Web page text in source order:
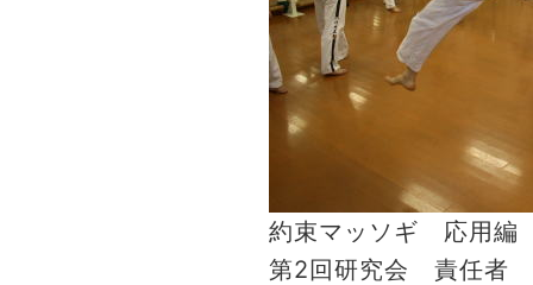
約束マッソギ 応用編
第2回研究会 責任者